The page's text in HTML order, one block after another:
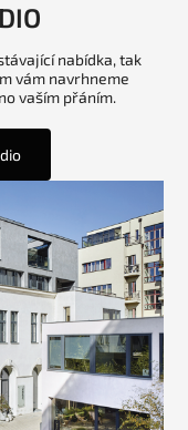
nabídka, tak
vám navrhneme
vaším přáním.